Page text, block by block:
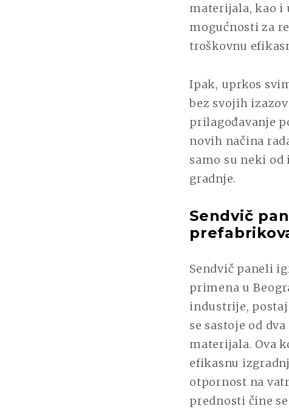
materijala, kao i
mogućnosti za
troškovnu
Ipak, uprkos
bez svojih
prilagođavanje
novih načina
samo su neki od
gradnje.
Sendvič
Sendvič paneli
primena u
industrije,
se sastoje od
materijala. Ova
efikasnu
otpornost na
prednosti čine